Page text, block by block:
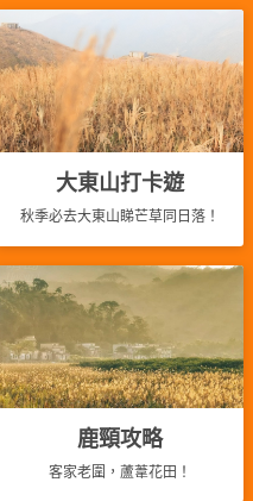
大東山打卡遊
秋季必去大東山睇芒草同日落！
鹿頸攻略
客家老圍，蘆葦花田！